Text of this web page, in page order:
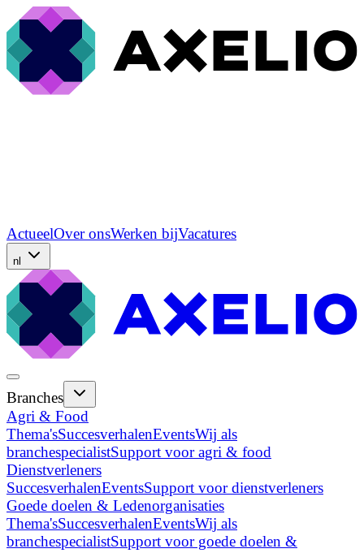
ActueelOver onsWerken bijVacatures
nl
Branches
Agri & Food
Thema'sSuccesverhalenEventsWij als
branchespecialistSupport voor agri & food
Dienstverleners
SuccesverhalenEventsSupport voor dienstverleners
Goede doelen & Ledenorganisaties
Thema'sSuccesverhalenEventsWij als
branchespecialistSupport voor goede doelen &